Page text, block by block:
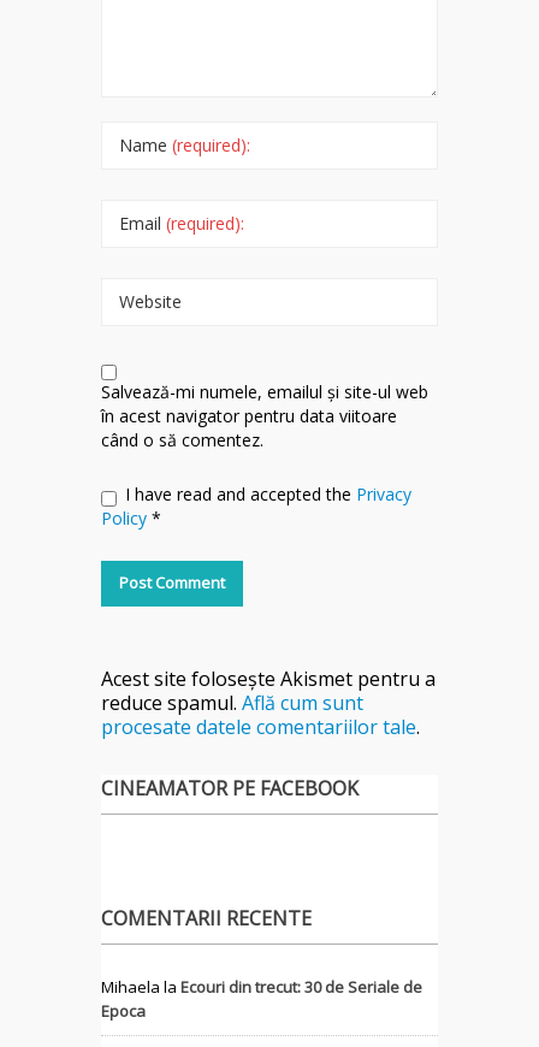
Name (required):
Email (required):
Website
Salvează-mi numele, emailul și site-ul web
în acest navigator pentru data viitoare
când o să comentez.
I have read and accepted the Privacy
Policy *
Acest site folosește Akismet pentru a
reduce spamul. Află cum sunt
procesate datele comentariilor tale.
CINEAMATOR PE FACEBOOK
COMENTARII RECENTE
Mihaela la Ecouri din trecut: 30 de Seriale de
Epoca